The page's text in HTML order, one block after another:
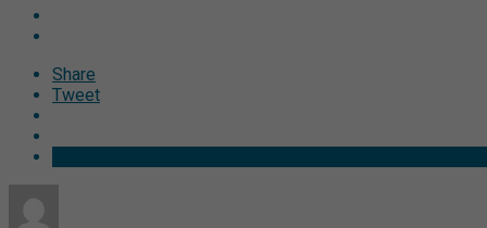
Share
Tweet